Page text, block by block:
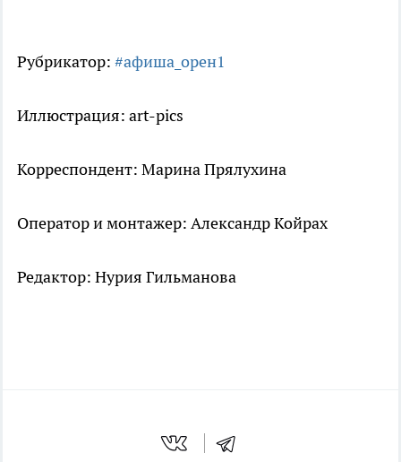
Рубрикатор: #афиша_орен1
Иллюстрация: art-pics
Корреспондент: Марина Прялухина
Оператор и монтажер: Александр Койрах
Редактор: Нурия Гильманова